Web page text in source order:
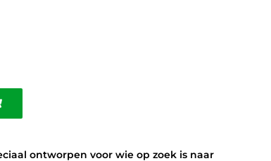
ontworpen voor wie op zoek is naar